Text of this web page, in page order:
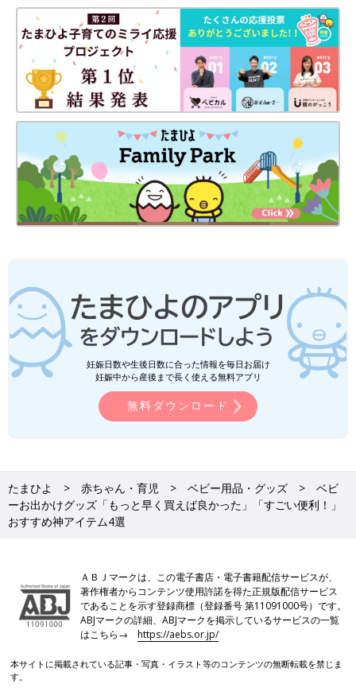
妊娠日数や生後日数に合った情報を毎日お届け
妊娠中から産後まで長く使える無料アプリ
無料ダウンロード
たまひよ 赤ちゃん・育児 ベビー用品・グッズ
ベビ
ーお出かけグッズ「もっと早く買えば良かった」「すごい便利！」
おすすめ神アイテム4選
ＡＢＪマークは、この電子書店・電子書籍配信サービスが、
著作権者からコンテンツ使用許諾を得た正規版配信サービス
であることを示す登録商標（登録番号 第11091000号）です。
ABJマークの詳細、ABJマークを掲示しているサービスの一覧
はこちら→https://aebs.or.jp/
本サイトに掲載されている記事・写真・イラスト等のコンテンツの無断転載を禁じま
す。